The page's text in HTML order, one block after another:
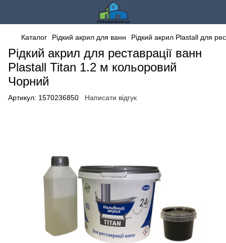
Каталог Рідкий акрил для ванн Рідкий акрил Plastall для
Рідкий акрил для реставрації ванн
Plastall Titan 1.2 м кольоровий
Чорний
Артикул: 1570236850 Написати відгук